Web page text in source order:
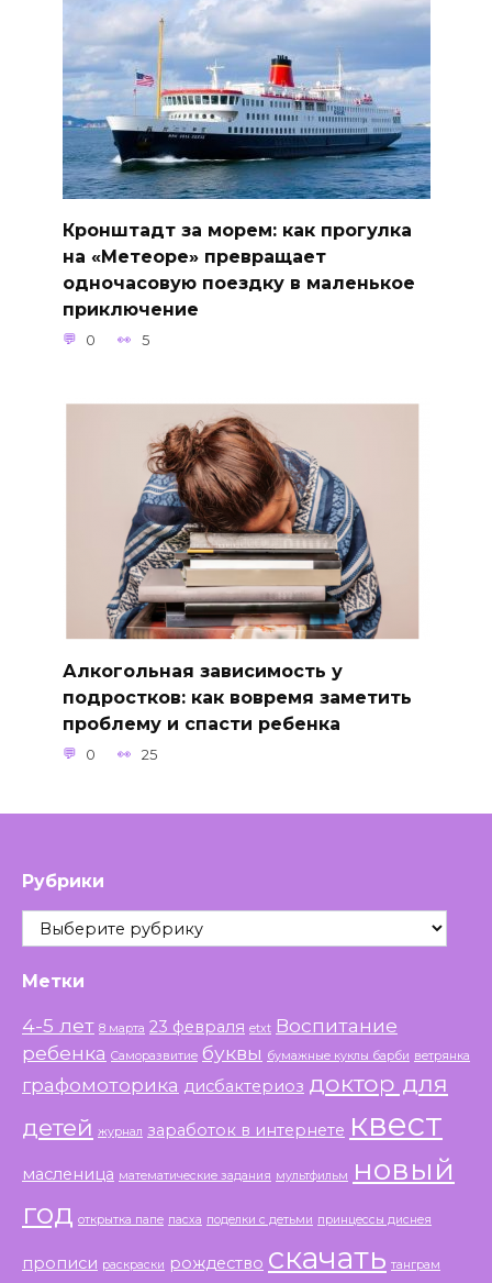
Кронштадт за морем: как прогулка
на «Метеоре» превращает
одночасовую поездку в маленькое
приключение
0 5
Алкогольная зависимость у
подростков: как вовремя заметить
проблему и спасти ребенка
0 25
Рубрики
Рубрики
Метки
4-5 лет 8 марта 23 февраля etxt Воспитание
ребенка Саморазвитие буквы бумажные куклы барби ветрянка
графомоторика дисбактериоз доктор для
детей журнал заработок в интернете квест
масленица математические задания мультфильм
новый
год открытка папе пасха поделки с детьми принцессы диснея
прописи раскраски рождество скачать танграм